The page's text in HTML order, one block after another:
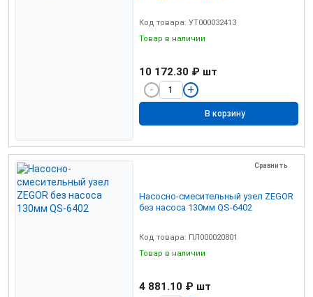
Код товара: УТ000032413
Товар в наличии
10 172.30 ₽ шт
В корзину
Сравнить
Насосно-смесительный узел ZEGOR
без насоса 130мм QS-6402
Код товара: ПЛ000020801
Товар в наличии
4 881.10 ₽ шт